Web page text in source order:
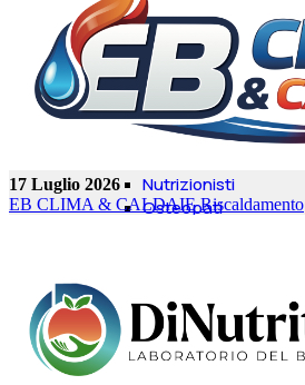
Yoga
Salute e Benessere
SALUTE
Dentisti
Ottici
Farmacie
Nutrizionisti
Osteopati
Oculisti
Poliambulatori
Massoterapisti
17 Luglio 2026
EB CLIMA & CALDAIERiscaldamento